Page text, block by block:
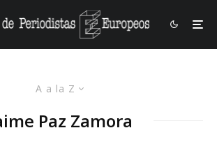
A a la Z
Paz Zamora